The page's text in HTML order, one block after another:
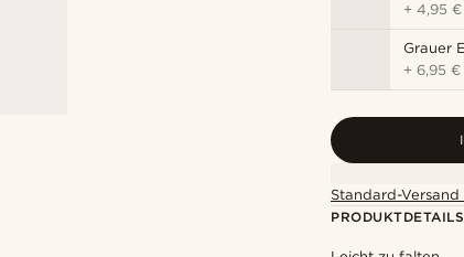
+4,95 €
Grauer
+6,95 €
Standard-
PRODUKTDETAILS